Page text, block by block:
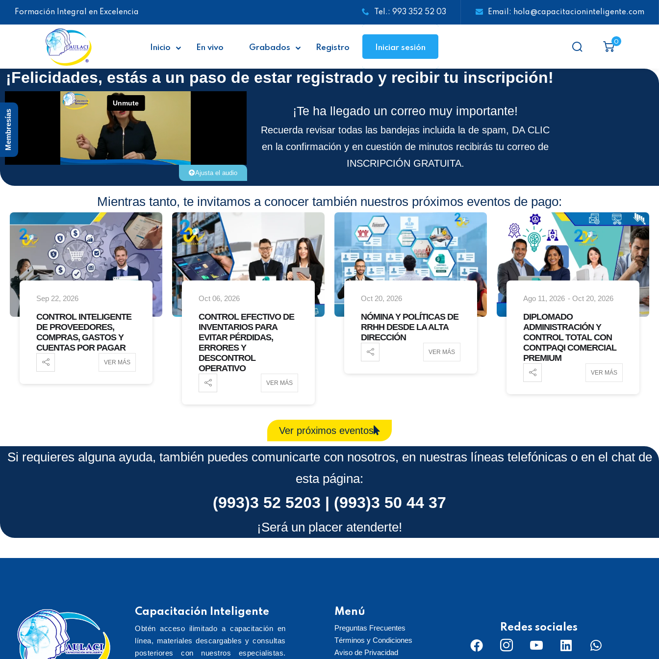
Formación Integral en Excelencia Tel.: 993 352 52 03 Email: hola@capacitacioninteligente.com
Inicio En vivo Grabados Registro Iniciar sesión
0
¡Felicidades, estás a un paso de estar registrado y recibir tu inscripción!
Ajusta el audio
¡Te ha llegado un correo muy importante!
Recuerda revisar todas las bandejas incluida la de spam, DA CLIC
en la confirmación y en cuestión de minutos recibirás tu correo de
INSCRIPCIÓN GRATUITA.
Mientras tanto, te invitamos a conocer también nuestros próximos eventos de pago:
Oct 06, 2026
CONTROL EFECTIVO DE
INVENTARIOS PARA
EVITAR PÉRDIDAS,
ERRORES Y
DESCONTROL
OPERATIVO
Oct 20, 2026
NÓMINA Y POLÍTICAS DE
RRHH DESDE LA ALTA
DIRECCIÓN
Ago 11, 2026
DIPLOMADO
ADMINISTRACIÓN Y
CONTROL TOTAL CON
CONTPAQI COMERCIAL
PREMIUM
Ago 11, 2026
PUESTA EN MARCHA
EMPRESARIAL Y
REPORTES
GERENCIALES
VER MÁS
Ver próximos eventos
Si requieres alguna ayuda, también puedes comunicarte con nosotros, en nuestras líneas telefónicas o en el chat de
esta página:
(993)3 52 5203 | (993)3 50 44 37
¡Será un placer atenderte!
Capacitación Inteligente
Obtén acceso ilimitado a capacitación en
línea, materiales descargables y consultas
posteriores con nuestros especialistas.
Menú
Preguntas Frecuentes
Términos y Condiciones
Aviso de Privacidad
Redes sociales
Membresías